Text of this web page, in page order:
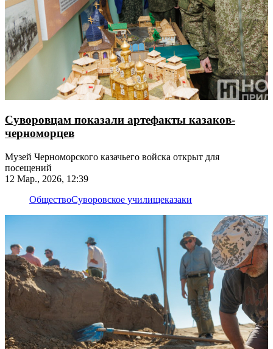
Суворовцам показали артефакты казаков-
черноморцев
Музей Черноморского казачьего войска открыт для
посещений
12 Мар., 2026, 12:39
ОбществоСуворовское училищеказаки